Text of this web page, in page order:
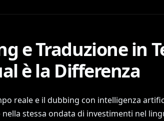
e Traduzione in
è la Differenza
reale e il dubbing con intelligenza
stessa ondata di investimenti nel